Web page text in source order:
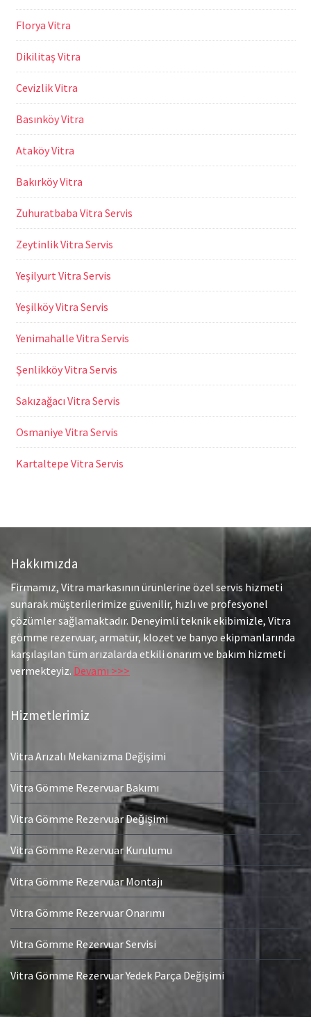
Florya Vitra
Dikilitaş Vitra
Cevizlik Vitra
Basınköy Vitra
Ataköy Vitra
Bakırköy Vitra
Zuhuratbaba Vitra Servis
Zeytinlik Vitra Servis
Yeşilyurt Vitra Servis
Yeşilköy Vitra Servis
Yenimahalle Vitra Servis
Şenlikköy Vitra Servis
Sakızağacı Vitra Servis
Osmaniye Vitra Servis
Kartaltepe Vitra Servis
Hakkımızda
Firmamız, Vitra markasının ürünlerine özel servis hizmeti
sunarak müşterilerimize güvenilir, hızlı ve profesyonel
çözümler sağlamaktadır. Deneyimli teknik ekibimizle, Vitra
gömme rezervuar, armatür, klozet ve banyo ekipmanlarında
karşılaşılan tüm arızalarda etkili onarım ve bakım hizmeti
vermekteyiz. Devamı >>>
Hizmetlerimiz
Vitra Arızalı Mekanizma Değişimi
Vitra Gömme Rezervuar Bakımı
Vitra Gömme Rezervuar Değişimi
Vitra Gömme Rezervuar Kurulumu
Vitra Gömme Rezervuar Montajı
Vitra Gömme Rezervuar Onarımı
Vitra Gömme Rezervuar Servisi
Vitra Gömme Rezervuar Yedek Parça Değişimi